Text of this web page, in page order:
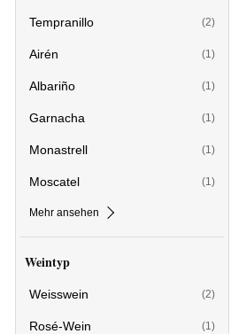
Tempranillo (2)
Airén (1)
Albariño (1)
Garnacha (1)
Monastrell (1)
Moscatel (1)
Mehr ansehen
Weintyp
Weisswein (2)
Rosé-Wein (1)